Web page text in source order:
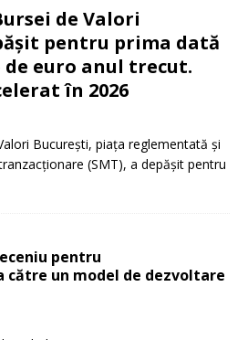
de Valori
pentru prima dată
de euro anul trecut.
în 2026
București, piața reglementată și
(SMT), a depășit pentru
pentru
către un model de dezvoltare